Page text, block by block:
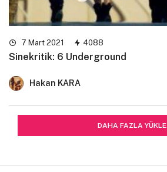
7 Mart 2021 4088
Sinekritik: 6 Underground
Hakan KARA
DAHA FAZLA YÜKLE